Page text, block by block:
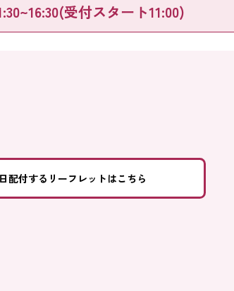
(受付スタート11:00)
配付するリーフレットはこちら